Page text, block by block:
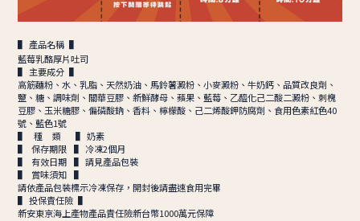
▌ 產品名稱 ▌
藍莓乳酪厚片吐司
▌ 主要成分 ▌
高筋麵粉、水、乳脂、天然奶油、馬鈴薯澱粉、小麥澱粉、牛奶鈣、品質改良劑、
鹽、糖、調味劑、關華豆膠、新鮮酵母、蘋果、藍莓、乙醯化己二酸二澱粉、刺槐
豆膠、玉米糖膠、偏磷酸鈉、香料、檸檬酸、己二烯酸鉀防腐劑、食用色素紅色40
號、藍色1號
▌ 種 類 ▌ 奶素
▌ 保存期限 ▌ 冷凍2個月
▌ 有效日期 ▌ 請見產品包裝
▌ 賞味須知 ▌
請依產品包裝標示冷凍保存，開封後請盡速食用完畢
▌ 投保責任險 ▌
新安東京海上產物產品責任險新台幣1000萬元保障